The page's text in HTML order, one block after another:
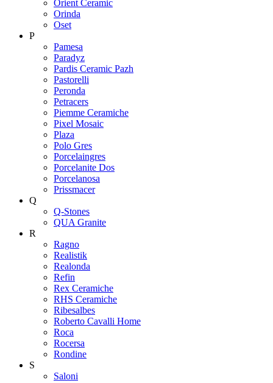
Orient Ceramic
Orinda
Oset
P
Pamesa
Paradyz
Pardis Ceramic Pazh
Pastorelli
Peronda
Petracers
Piemme Ceramiche
Pixel Mosaic
Plaza
Polo Gres
Porcelaingres
Porcelanite Dos
Porcelanosa
Prissmacer
Q
Q-Stones
QUA Granite
R
Ragno
Realistik
Realonda
Refin
Rex Ceramiche
RHS Ceramiche
Ribesalbes
Roberto Cavalli Home
Roca
Rocersa
Rondine
S
Saloni